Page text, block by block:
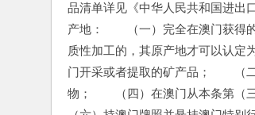
品清单详见《中华人民共和国进出
产地：　　（一）完全在澳门获得
质性加工的，其原产地才可以认定
门开采或者提取的矿产品；　　（
物；　　（四）在澳门从本条第